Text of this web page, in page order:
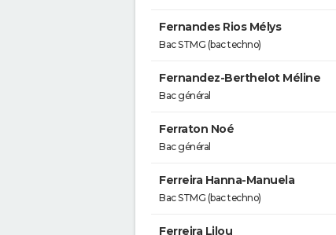
Fernandes Rios Mélys
Bac STMG (bac techno)
Fernandez-Berthelot Méline
Bac général
Ferraton Noé
Bac général
Ferreira Hanna-Manuela
Bac STMG (bac techno)
Ferreira Lilou